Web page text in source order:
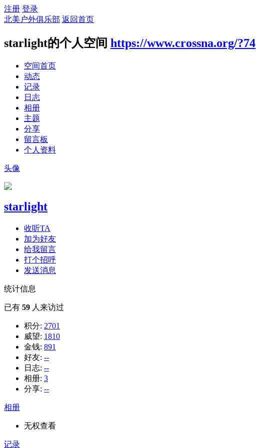
注册 登录
北美户外俱乐部 返回首页
starlight的个人空间 https://www.crossna.org/?74
空间首页
动态
记录
日志
相册
主题
分享
留言板
个人资料
头像
starlight
收听TA
加为好友
给我留言
打个招呼
发送消息
统计信息
已有 59 人来访过
积分: 2701
威望: 1810
金钱: 891
好友: --
日志: --
相册: 3
分享: --
相册
无权查看
记录